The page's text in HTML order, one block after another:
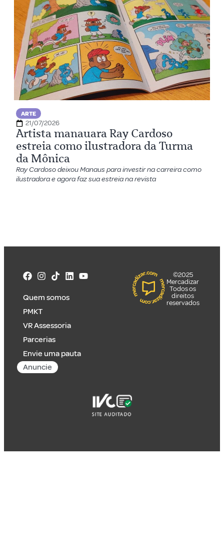
ARTE
21/07/2026
Artista manauara Ray Cardoso
estreia como ilustradora da Turma
da Mônica
Ray Cardoso deixou Manaus para investir na carreira como
ilustradora e agora faz sua estreia na revista
Quem somos
PMKT
VR Assessoria
Parcerias
Envie uma pauta
Anuncie
©2025
Mercadizar
Todos os
direitos
reservados